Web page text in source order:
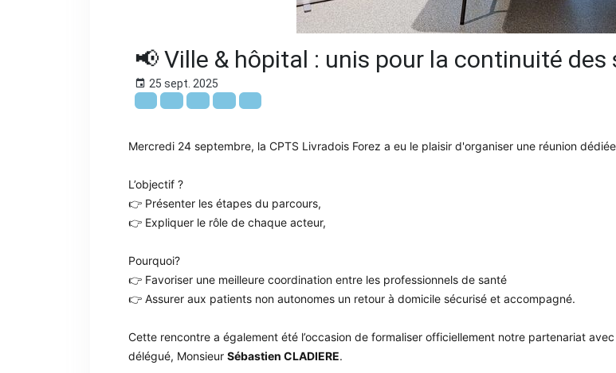
📢 Ville & hôpital : unis pour la continuité des
25 sept. 2025
Mercredi 24 septembre, la CPTS Livradois Forez a eu le plaisir d'organiser une réunion
L’objectif ?
👉 Présenter les étapes du parcours,
👉 Expliquer le rôle de chaque acteur,
Pourquoi?
👉 Favoriser une meilleure coordination entre les professionnels de santé
👉 Assurer aux patients non autonomes un retour à domicile sécurisé et accompagné.
Cette rencontre a également été l’occasion de formaliser officiellement notre partenariat
délégué, Monsieur Sébastien CLADIERE.